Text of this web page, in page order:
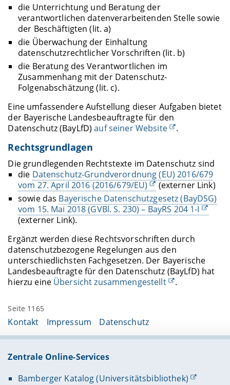
die Unterrichtung und Beratung der
verantwortlichen datenverarbeitenden Stelle sowie
der Beschäftigten (lit. a)
die Überwachung der Einhaltung
datenschutzrechtlicher Vorschriften (lit. b)
die Beratung des Verantwortlichen im
Zusammenhang mit der Datenschutz-
Folgenabschätzung (lit. c).
Eine umfassendere Aufstellung dieser Aufgaben bietet
der Bayerische Landesbeauftragte für den
Datenschutz (BayLfD)auf seiner Website .
Rechtsgrundlagen
Die grundlegenden Rechtstexte im Datenschutz sind
die Datenschutz-Grundverordnung (EU) 2016/679
vom 27. April 2016 (2016/679/EU)
(externer Link)
sowie das Bayerische Datenschutzgesetz (BayDSG)
vom 15. Mai 2018 (GVBl. S. 230) – BayRS 204 1-I
(externer Link).
Ergänzt werden diese Rechtsvorschriften durch
datenschutzbezogene Regelungen aus den
unterschiedlichsten Fachgesetzen. Der Bayerische
Landesbeauftragte für den Datenschutz (BayLfD) hat
hierzu eine Übersicht zusammengestellt .
Seite 1165
Kontakt Impressum Datenschutz
Zentrale Online-Services
Bamberger Katalog (Universitätsbibliothek)